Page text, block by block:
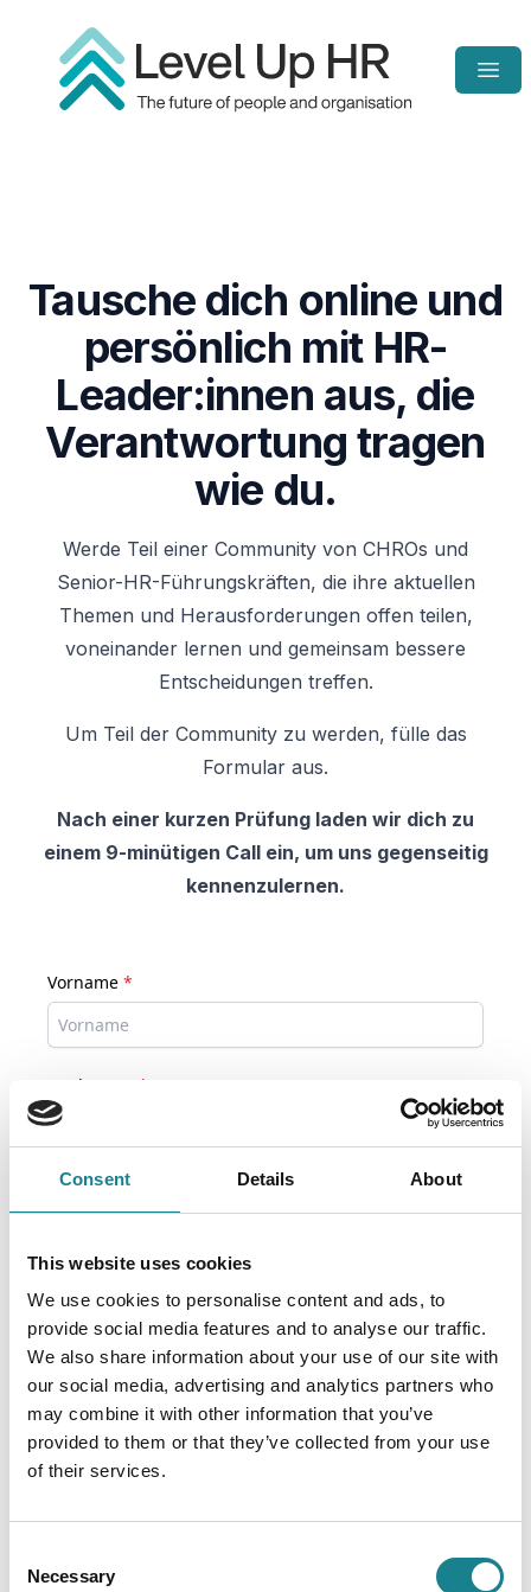
Consent Details About
This website uses cookies
We use cookies to personalise content and ads, to
provide social media features and to analyse our traffic.
We also share information about your use of our site with
our social media, advertising and analytics partners who
may combine it with other information that you’ve
provided to them or that they’ve collected from your use
of their services.
Selection
Necessary
Tausche dich online und
persönlich mit HR-
Leader:innen aus, die
Verantwortung tragen
wie du.
Werde Teil einer Community von CHROs und
Senior-HR-Führungskräften, die ihre aktuellen
Themen und Herausforderungen offen teilen,
voneinander lernen und gemeinsam bessere
Entscheidungen treffen.
Um Teil der Community zu werden, fülle das
Formular aus.
Nach einer kurzen Prüfung laden wir dich zu
einem 9-minütigen Call ein, um uns gegenseitig
kennenzulernen.